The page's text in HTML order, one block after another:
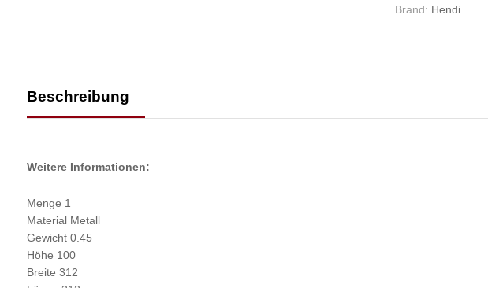
Brand: Hendi
Beschreibung
Weitere Informationen:
Menge 1
Material Metall
Gewicht 0.45
Höhe 100
Breite 312